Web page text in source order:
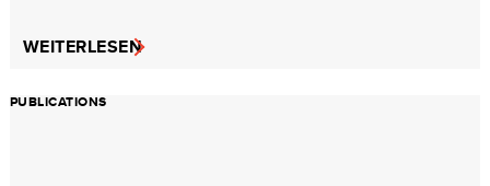
WEITERLESEN
PUBLICATIONS